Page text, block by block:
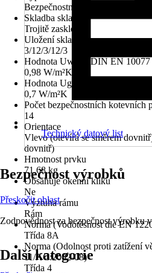
Bezpečnostní sklo ESG
Skladba skla
Trojitě zasklené
Uložení skla
3/12/3/12/3
Hodnota Uw dle DIN EN 10077
0,98 W/m²K
Hodnota Ug dle DIN EN 673
0,7 W/m²K
Počet bezpečnostních kotevních
14
Orientace
Vlevo (otevírá se směrem
dovnitř)
Hmotnost prvku
71,68 kg
Obsahuje okenní kliku
Ne
Výztuha rámu
Rám
Norma (Vodotěsnost dle EN
Třída 8A
Norma (Odolnost proti zatížení
11/AC:2002-08)
Třída 4
Technický datový list
Bezpečnost výrobků
Přeskočit oblast
Zodpovědnost za bezpečnost výrobku
Další kategorie